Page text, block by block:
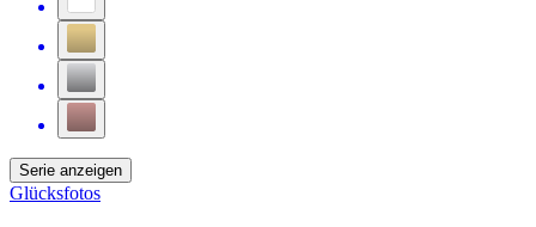
Serie anzeigen
Glücksfotos